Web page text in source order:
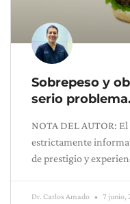
Sobrepeso y
serio problema.
NOTA DEL AUTOR:
estrictamente
de prestigio y
Dr. Carlos Amado 7 junio,